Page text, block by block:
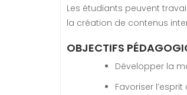
Les étudiants peuvent
la création de contenus
OBJECTIFS
Développer la
Favoriser